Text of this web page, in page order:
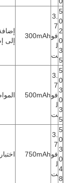
5
0
2
0
3
5
3.
7
فو
ل
ت
300mAh
إلى
5
0
3
0
3
5
3.
7
فو
ل
ت
500mAh
5
0
3
0
4
8
3.
7
فو
ل
ت
750mAh اختبار UL/KC/CE/ROHS/80 درجة حرارة عالية/MSDS